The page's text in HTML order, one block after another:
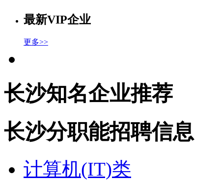
最新VIP企业
更多>>
长沙知名企业推荐
长沙分职能招聘信息
计算机(IT)类